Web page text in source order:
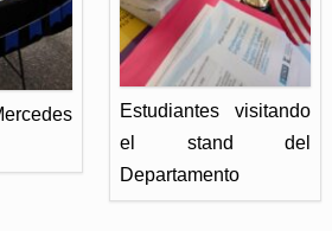
Estudiantes visitando
el stand del
Departamento